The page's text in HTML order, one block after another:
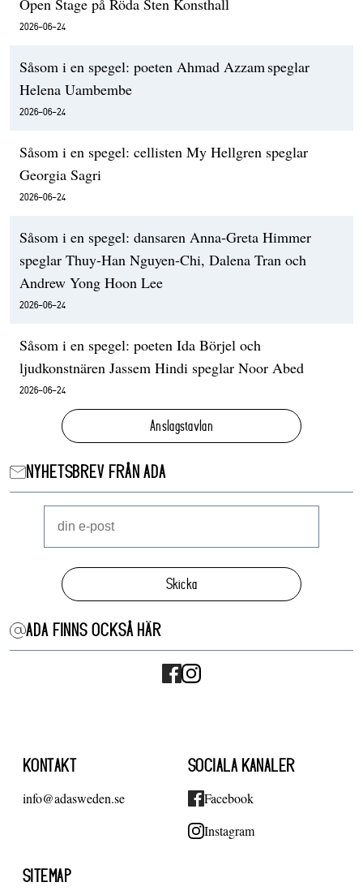
2026-06-24
Såsom i en spegel: poeten Ahmad Azzam speglar
Helena Uambembe
2026-06-24
Såsom i en spegel: cellisten My Hellgren speglar
Georgia Sagri
2026-06-24
Såsom i en spegel: dansaren Anna-Greta Himmer
speglar Thuy-Han Nguyen-Chi, Dalena Tran och
Andrew Yong Hoon Lee
2026-06-24
Såsom i en spegel: poeten Ida Börjel och
ljudkonstnären Jassem Hindi speglar Noor Abed
2026-06-24
Anslagstavlan
NYHETSBREV FRÅN ADA
Skicka
ADA FINNS OCKSÅ HÄR
KONTAKT
info@adasweden.se
SOCIALA KANALER
Facebook
Instagram
SITEMAP